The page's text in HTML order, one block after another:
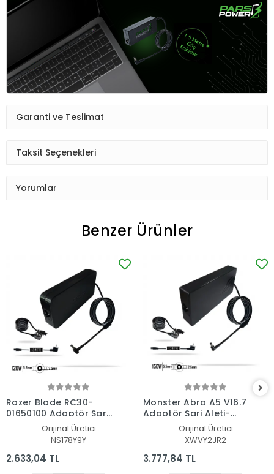
Garanti ve Teslimat
Taksit Seçenekleri
Yorumlar
Benzer Ürünler
Razer Blade RC30-
01650100 Adaptör Şarj
Aleti-CihazıOrijinal Üretici
NS178Y9Y
2.633,04 TL
Monster Abra A5 V16.7
Adaptör Şarj Aleti-
Orijinal Üretici
XWVY2JR2
3.777,84 TL